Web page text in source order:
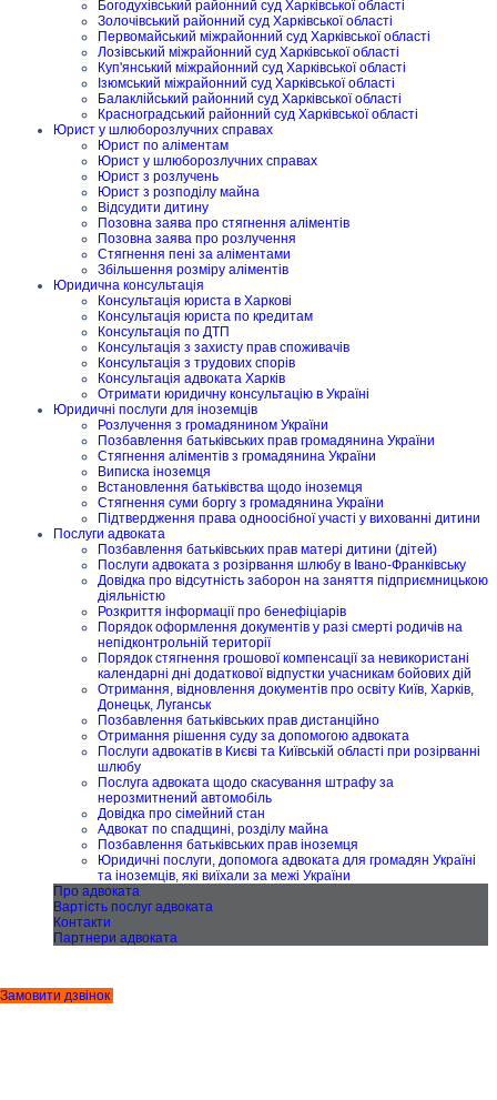
Замовити дзвінок
Богодухівський районний суд Харківської області
Золочівський районний суд Харківської області
Первомайський міжрайонний суд Харківської області
Лозівський міжрайонний суд Харківської області
Куп'янський міжрайонний суд Харківської області
Ізюмський міжрайонний суд Харківської області
Балаклійський районний суд Харківської області
Красноградський районний суд Харківської області
Юрист у шлюборозлучних справах
Юрист по аліментам
Юрист у шлюборозлучних справах
Юрист з розлучень
Юрист з розподілу майна
Відсудити дитину
Позовна заява про стягнення аліментів
Позовна заява про розлучення
Стягнення пені за аліментами
Збільшення розміру аліментів
Юридична консультація
Консультація юриста в Харкові
Консультація юриста по кредитам
Консультація по ДТП
Консультація з захисту прав споживачів
Консультація з трудових спорів
Консультація адвоката Харків
Отримати юридичну консультацію в Україні
Юридичні послуги для іноземців
Розлучення з громадянином України
Позбавлення батьківських прав громадянина України
Стягнення аліментів з громадянина України
Виписка іноземця
Встановлення батьківства щодо іноземця
Стягнення суми боргу з громадянина України
Підтвердження права одноосібної участі у вихованні дитини
Послуги адвоката
Позбавлення батьківських прав матері дитини (дітей)
Послуги адвоката з розірвання шлюбу в Івано-Франківську
Довідка про відсутність заборон на заняття підприємницькою
діяльністю
Розкриття інформації про бенефіціарів
Порядок оформлення документів у разі смерті родичів на
непідконтрольній території
Порядок стягнення грошової компенсації за невикористані
календарні дні додаткової відпустки учасникам бойових дій
Отримання, відновлення документів про освіту Київ, Харків,
Донецьк, Луганськ
Позбавлення батьківських прав дистанційно
Отримання рішення суду за допомогою адвоката
Послуги адвокатів в Києві та Київській області при розірванні
шлюбу
Послуга адвоката щодо скасування штрафу за
нерозмитнений автомобіль
Довідка про сімейний стан
Адвокат по спадщині, розділу майна
Позбавлення батьківських прав іноземця
Юридичні послуги, допомога адвоката для громадян Україні
та іноземців, які виїхали за межі України
Про адвоката
Вартість послуг адвоката
Контакти
Партнери адвоката